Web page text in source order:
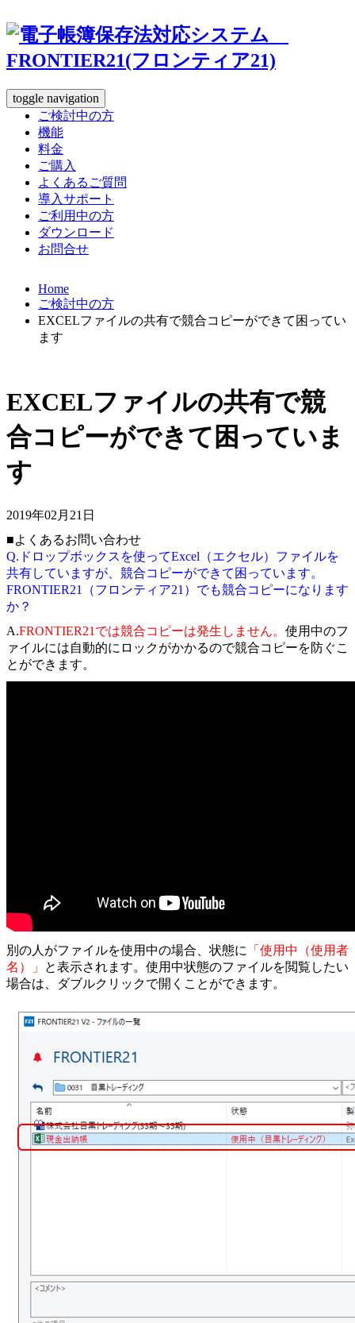
toggle navigation
ご検討中の方
機能
料金
ご購入
よくあるご質問
導入サポート
ご利用中の方
ダウンロード
お問合せ
Home
ご検討中の方
EXCELファイルの共有で競合コピーができて困ってい
ます
EXCELファイルの共有で競
合コピーができて困っていま
す
2019年02月21日
■よくあるお問い合わせ
Q.ドロップボックスを使ってExcel（エクセル）ファイルを
共有していますが、競合コピーができて困っています。
FRONTIER21（フロンティア21）でも競合コピーになります
か？
A.FRONTIER21では競合コピーは発生しません。 使用中のフ
ァイルには自動的にロックがかかるので競合コピーを防ぐこ
とができます。
別の人がファイルを使用中の場合、状態に
「使用中（使用者
名）」
と表示されます。使用中状態のファイルを閲覧したい
場合は、ダブルクリックで開くことができます。